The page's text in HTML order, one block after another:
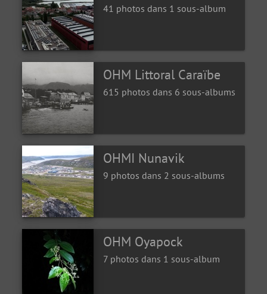
41 photos dans 1 sous-album
OHM Littoral Caraïbe
615 photos dans 6 sous-albums
OHMI Nunavik
9 photos dans 2 sous-albums
OHM Oyapock
7 photos dans 1 sous-album